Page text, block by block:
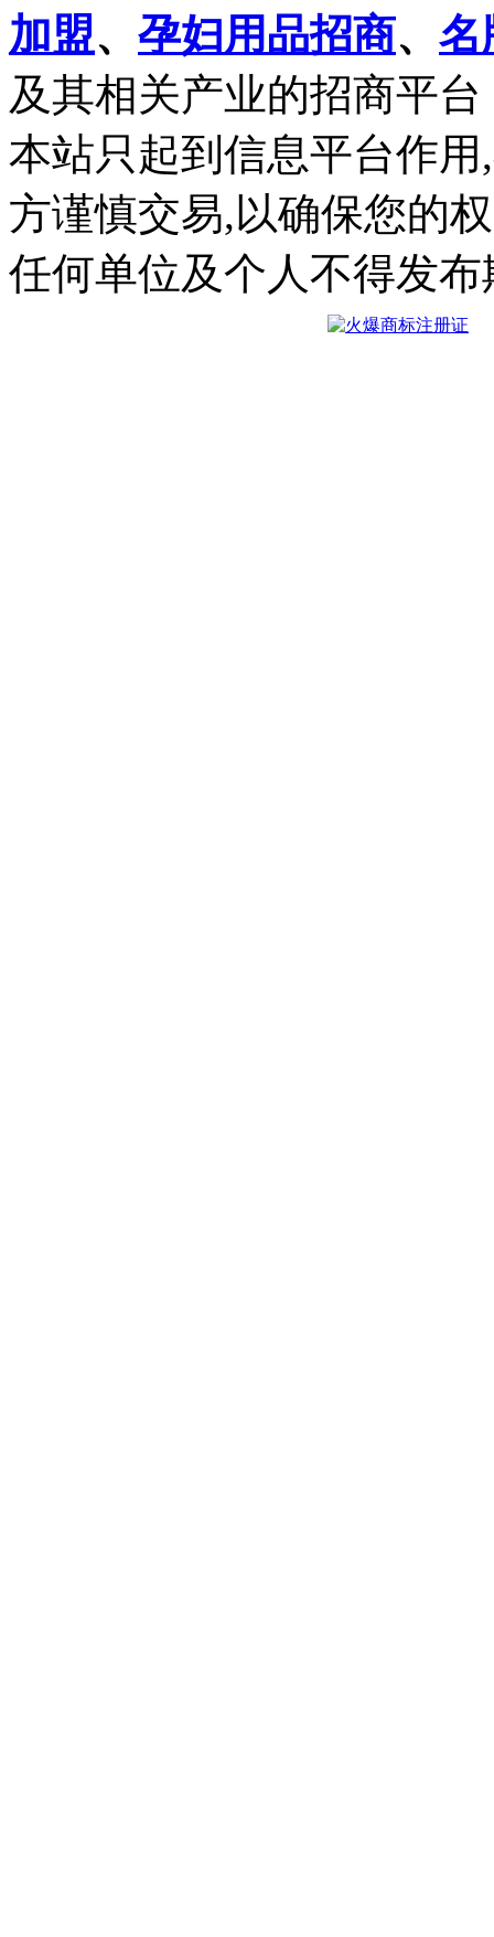
加盟、 孕妇用品招商、 名
及其相关产业的招商平台
本站只起到信息平台作
方谨慎交易,以确保您的
任何单位及个人不得发